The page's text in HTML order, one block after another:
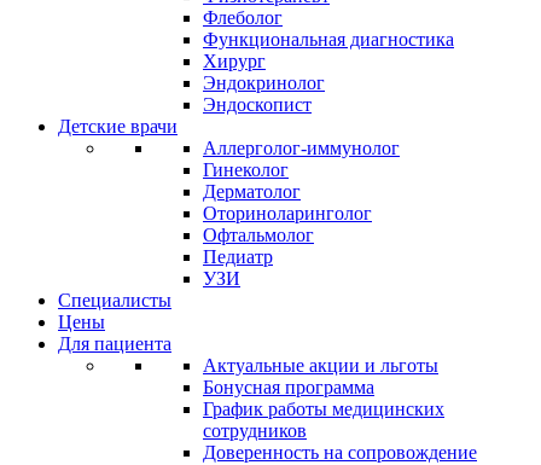
Флеболог
Функциональная диагностика
Хирург
Эндокринолог
Эндоскопист
Детские врачи
Аллерголог-иммунолог
Гинеколог
Дерматолог
Оториноларинголог
Офтальмолог
Педиатр
УЗИ
Специалисты
Цены
Для пациента
Актуальные акции и льготы
Бонусная программа
График работы медицинских
сотрудников
Доверенность на сопровождение